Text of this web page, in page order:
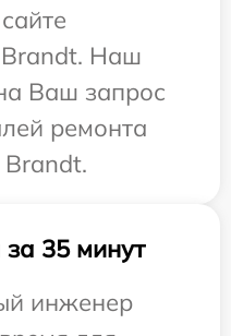
Brandt. Наш
Ваш запрос
ремонта
Brandt.
35 минут
инженер